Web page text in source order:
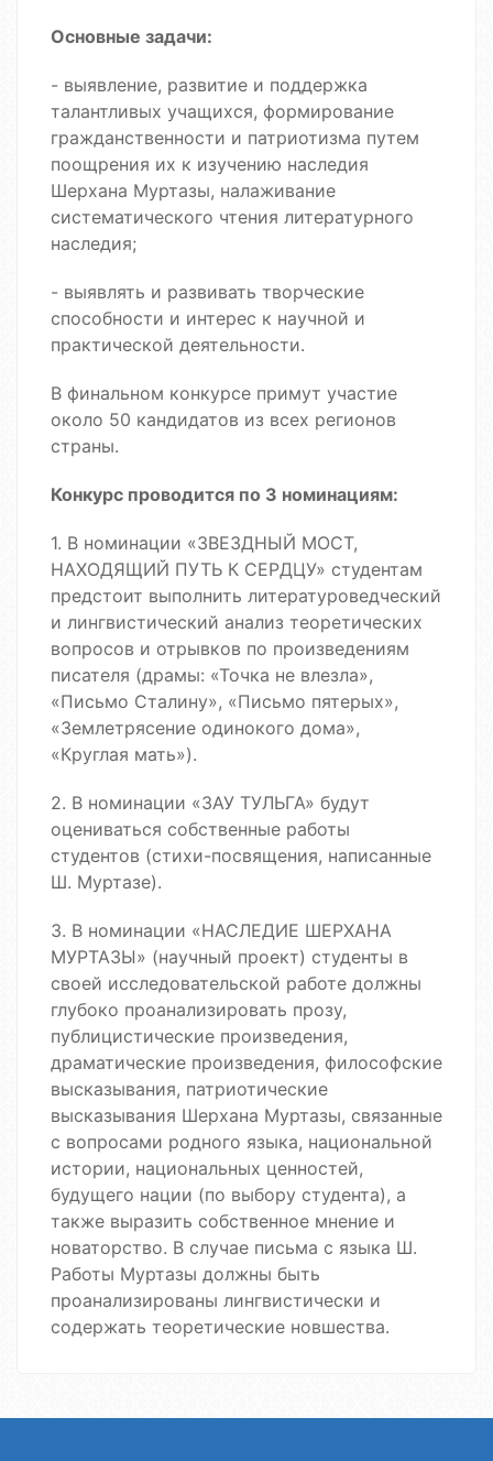
Основные задачи:
- выявление, развитие и поддержка
талантливых учащихся, формирование
гражданственности и патриотизма путем
поощрения их к изучению наследия
Шерхана Муртазы, налаживание
систематического чтения литературного
наследия;
- выявлять и развивать творческие
способности и интерес к научной и
практической деятельности.
В финальном конкурсе примут участие
около 50 кандидатов из всех регионов
страны.
Конкурс проводится по 3 номинациям:
1. В номинации «ЗВЕЗДНЫЙ МОСТ,
НАХОДЯЩИЙ ПУТЬ К СЕРДЦУ» студентам
предстоит выполнить литературоведческий
и лингвистический анализ теоретических
вопросов и отрывков по произведениям
писателя (драмы: «Точка не влезла»,
«Письмо Сталину», «Письмо пятерых»,
«Землетрясение одинокого дома»,
«Круглая мать»).
2. В номинации «ЗАУ ТУЛЬГА» будут
оцениваться собственные работы
студентов (стихи-посвящения, написанные
Ш. Муртазе).
3. В номинации «НАСЛЕДИЕ ШЕРХАНА
МУРТАЗЫ» (научный проект) студенты в
своей исследовательской работе должны
глубоко проанализировать прозу,
публицистические произведения,
драматические произведения, философские
высказывания, патриотические
высказывания Шерхана Муртазы, связанные
с вопросами родного языка, национальной
истории, национальных ценностей,
будущего нации (по выбору студента), а
также выразить собственное мнение и
новаторство. В случае письма с языка Ш.
Работы Муртазы должны быть
проанализированы лингвистически и
содержать теоретические новшества.